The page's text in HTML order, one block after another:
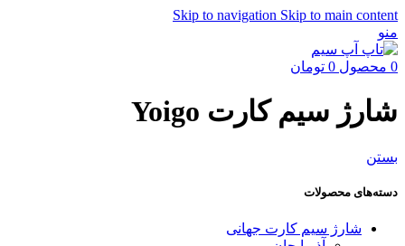
Skip to navigation Skip to main content
منو
0 محصول 0 تومان
شارژ سیم کارت Yoigo
بستن
دسته‌های محصولات
شارژ سیم کارت جهانی